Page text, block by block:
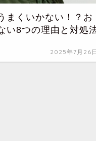
まくいかない！？お
い8つの理由と対処
2025年7月26